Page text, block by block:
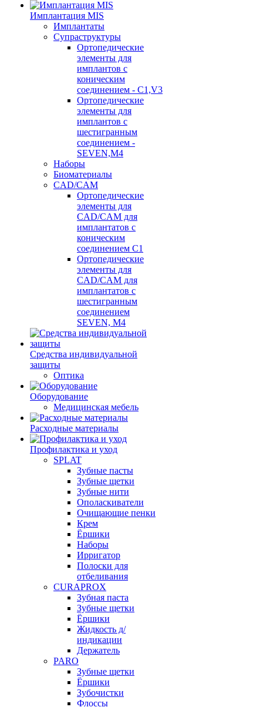
Имплантация MIS
Имплантаты
Супраструктуры
Ортопедические
элементы для
имплантов с
коническим
соединением - C1,V3
Ортопедические
элементы для
имплантов с
шестигранным
соединением -
SEVEN,M4
Наборы
Биоматериалы
CAD/CAM
Ортопедические
элементы для
CAD/CAM для
имплантатов с
коническим
соединением С1
Ортопедические
элементы для
CAD/CAM для
имплантатов с
шестигранным
соединением
SEVEN, М4
Средства индивидуальной
защиты
Оптика
Оборудование
Медицинская мебель
Расходные материалы
Профилактика и уход
SPLAT
Зубные пасты
Зубные щетки
Зубные нити
Ополаскиватели
Очищающие пенки
Крем
Ёршики
Наборы
Ирригатор
Полоски для
отбеливания
CURAPROX
Зубная паста
Зубные щетки
Ёршики
Жидкость д/
индикации
Держатель
PARO
Зубные щетки
Ёршики
Зубочистки
Флоссы